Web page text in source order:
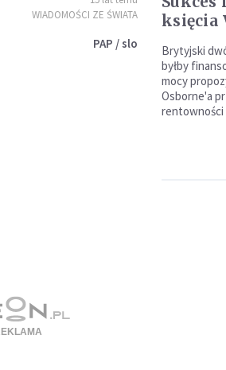
WIADOMOŚCI ZE ŚWIATA
PAP / slo
księcia
Brytyjski
byłby
mocy
Osborne'a